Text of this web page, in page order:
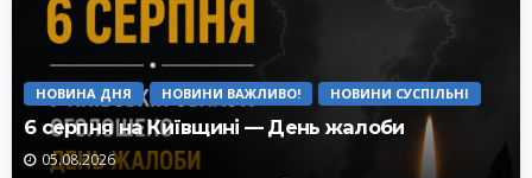
НОВИНА ДНЯ НОВИНИ ВАЖЛИВО! НОВИНИ СУСПІЛЬНІ
6 серпня на Київщині — День жалоби
05.08.2026